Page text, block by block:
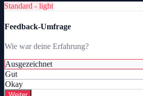
Standard - light
Feedback-Umfrage
Wie war deine Erfahrung?
Ausgezeichnet
Gut
Okay